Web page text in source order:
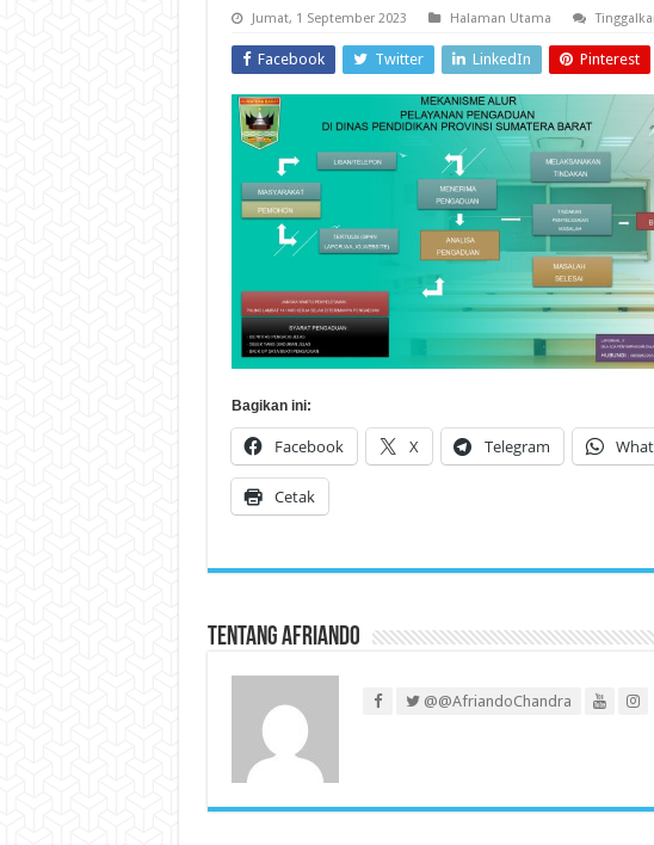
Jumat, 1 September 2023 Halaman Utama
Facebook Twitter LinkedIn Pinterest
Bagikan ini:
Facebook X Telegram
Cetak
Tentang Afriando
@@AfriandoChandra